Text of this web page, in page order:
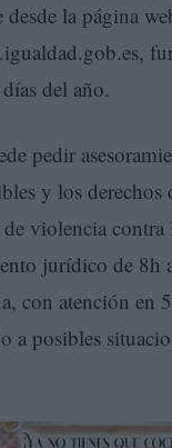
la página
del año.
pedir
y los derechos
violencia contra
jurídico de 8h
con atención en
a posibles